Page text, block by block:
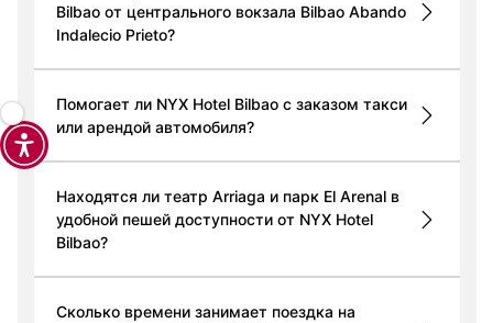
Bilbao от центрального вокзала Bilbao Abando
Indalecio Prieto?
Помогает ли NYX Hotel Bilbao с заказом такси
или арендой автомобиля?
Находятся ли театр Arriaga и парк El Arenal в
удобной пешей доступности от NYX Hotel
Bilbao?
Сколько времени занимает поездка на